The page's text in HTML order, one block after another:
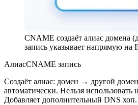
CNAME создаёт алиас домена
запись указывает напрямую
АлиасCNAME запись
Создаёт алиас: домен → другой
автоматически. Нельзя использовать
Добавляет дополнительный DNS хоп.